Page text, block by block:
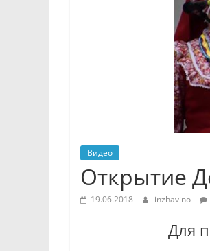
Видео
Открытие
19.06.2018 inzhavino
Для